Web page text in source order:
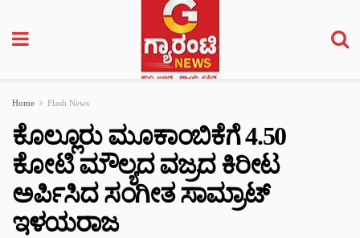
Home Flash News
ಕೊಲ್ಲೂರು ಮೂಕಾಂಬಿಕೆಗೆ 4.50
ಕೋಟಿ ಮೌಲ್ಯದ ವಜ್ರದ ಕಿರೀಟ
ಅರ್ಪಿಸಿದ ಸಂಗೀತ ಸಾಮ್ರಾಟ್
ಇಳಯರಾಜ